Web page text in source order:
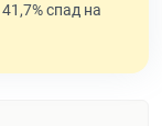
спад на